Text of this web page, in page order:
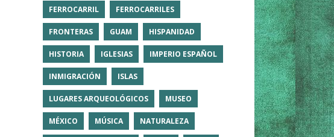
FERROCARRIL FERROCARRILES
FRONTERAS GUAM HISPANIDAD
HISTORIA IGLESIAS IMPERIO ESPAÑOL
INMIGRACIÓN ISLAS
LUGARES ARQUEOLÓGICOS MUSEO
MÉXICO MÚSICA NATURALEZA